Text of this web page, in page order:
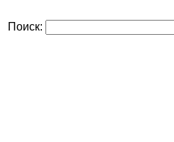
Поиск: